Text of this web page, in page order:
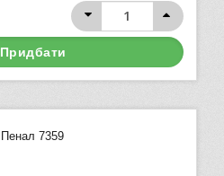
Придбати
Пенал 7359